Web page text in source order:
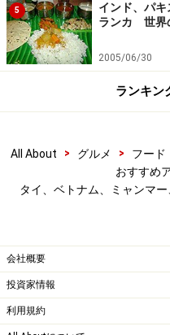
5
インド、パ
ランカ 世界
2005/06/30
ランキン
All About > グルメ > フード
おすすめ
タイ、ベトナム、ミャンマ
会社概要
投資家情報
利用規約